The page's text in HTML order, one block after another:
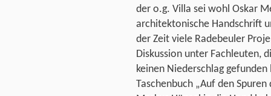
der o.g. Villa sei wohl Oskar
architektonische Handschrift
der Zeit viele Radebeuler
Diskussion unter Fachleuten,
keinen Niederschlag
Taschenbuch „Auf den